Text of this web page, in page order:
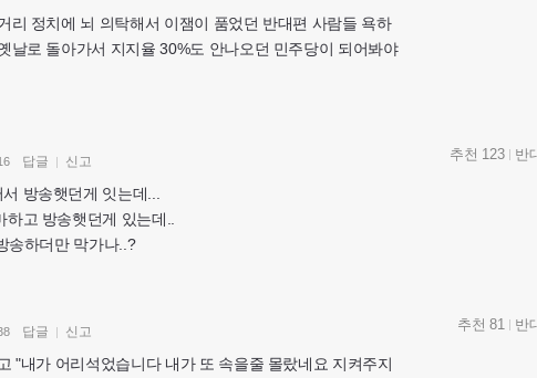
리 정치에 뇌 의탁해서 이잼이 품었던 반대편 사람들 욕하
날로 돌아가서 지지율 30%도 안나오던 민주당이 되어봐야
답글 신고
방송햇던게 잇는데...
고 방송햇던게 있는데..
송하더만 막가나..?
추천 123 반
답글 신고
"내가 어리석었습니다 내가 또 속을줄 몰랐네요 지켜주지
추천 81 반